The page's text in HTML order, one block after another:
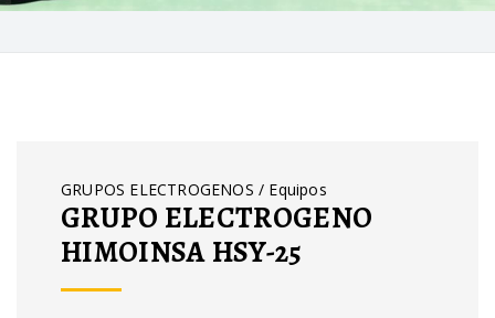
GRUPOS ELECTROGENOS / Equipos
GRUPO ELECTROGENO
HIMOINSA HSY-25